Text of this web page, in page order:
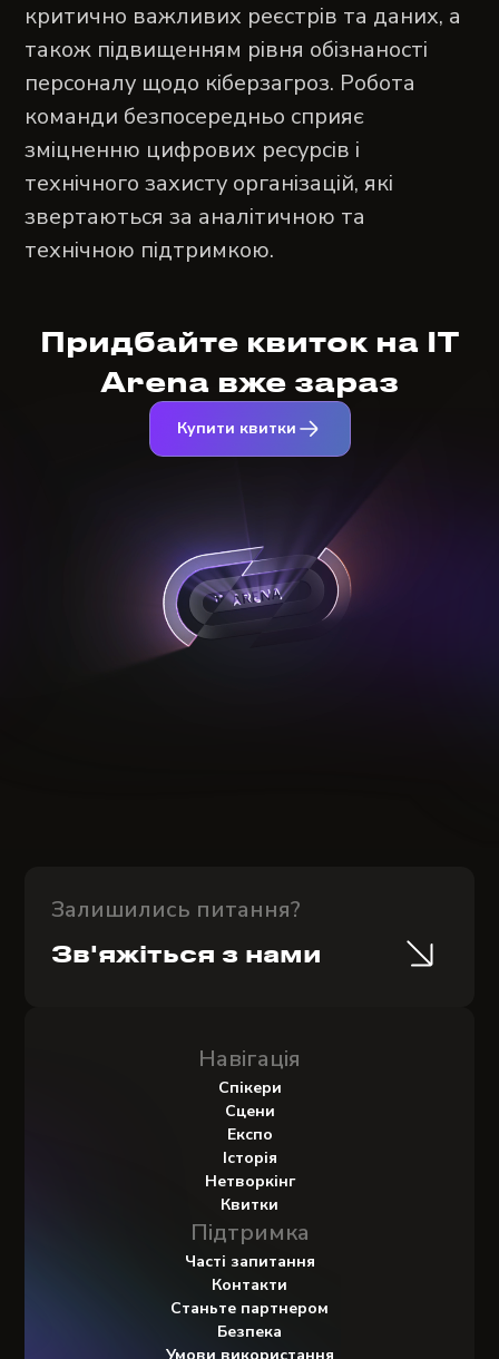
критично важливих реєстрів та даних, а
також підвищенням рівня обізнаності
персоналу щодо кіберзагроз. Робота
команди безпосередньо сприяє
зміцненню цифрових ресурсів і
технічного захисту організацій, які
звертаються за аналітичною та
технічною підтримкою.
Придбайте квиток на IT
Arena вже зараз
Купити квитки
Навігація
Спікери
Сцени
Експо
Історія
Нетворкінг
Квитки
Підтримка
Часті запитання
Контакти
Станьте партнером
Безпека
Залишились питання?
Зв'яжіться з нами